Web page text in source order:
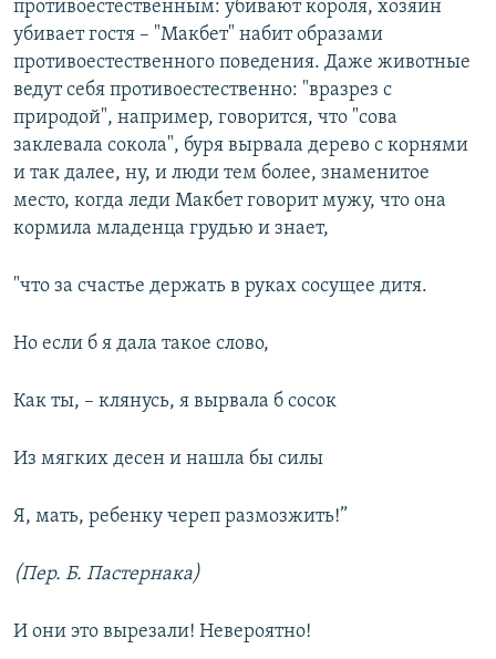
противоестественным: убивают короля, хозяин
убивает гостя – "Макбет" набит образами
противоестественного поведения. Даже животные
ведут себя противоестественно: "вразрез с
природой", например, говорится, что "сова
заклевала сокола", буря вырвала дерево с корнями
и так далее, ну, и люди тем более, знаменитое
место, когда леди Макбет говорит мужу, что она
кормила младенца грудью и знает,
"что за счастье держать в руках сосущее дитя.
Но если б я дала такое слово,
Как ты, – клянусь, я вырвала б сосок
Из мягких десен и нашла бы силы
Я, мать, ребенку череп размозжить!”
(Пер. Б. Пастернака)
И они это вырезали! Невероятно!